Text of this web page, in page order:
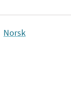
Norsk